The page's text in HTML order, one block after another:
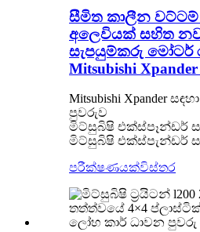
සීමිත කාලීන
අලෙවියක් සහිත
සැපයුම්කරු මෝටර්
Mitsubishi
Mitsubishi Xpander
පුවරුව
මිට්සුබිෂි එක්ස්පෑන්ඩර්
මිට්සුබිෂි එක්ස්පැන්ඩර්
පරීක්ෂණයක්විස්තර